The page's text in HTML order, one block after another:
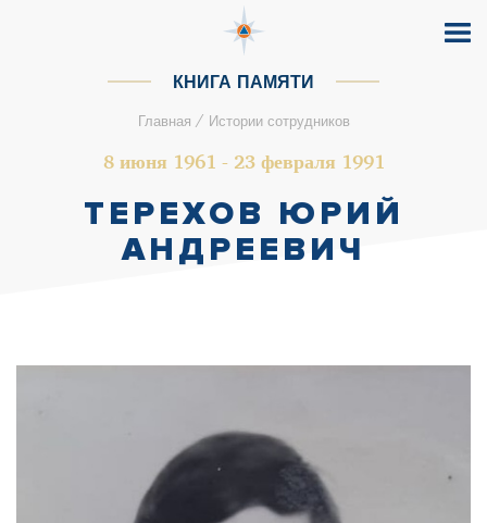
КНИГА ПАМЯТИ
Главная / Истории сотрудников
8 июня 1961 - 23 февраля 1991
ТЕРЕХОВ ЮРИЙ
АНДРЕЕВИЧ